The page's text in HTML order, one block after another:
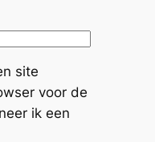
site
voor de
ik een